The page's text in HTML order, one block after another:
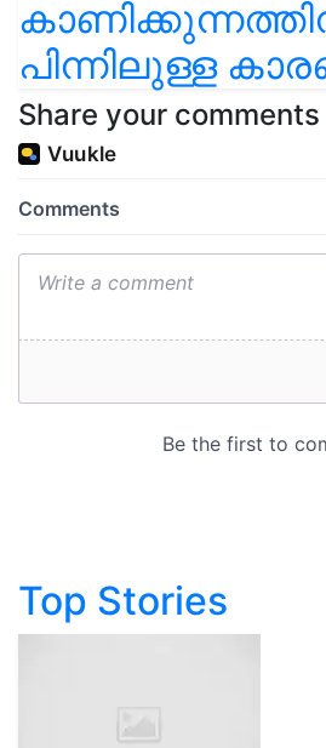
പിന്നിലുള്ള
Share your comments
Top Stories